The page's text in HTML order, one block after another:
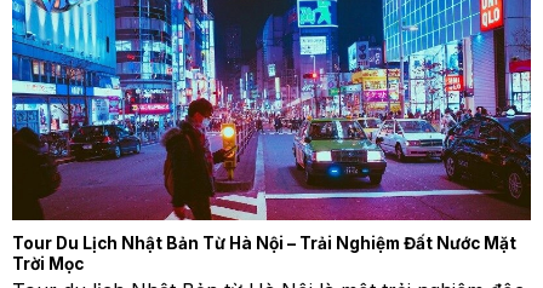
Tour Du Lịch Nhật Bản Từ Hà Nội – Trải Nghiệm Đất Nước Mặt
Trời Mọc